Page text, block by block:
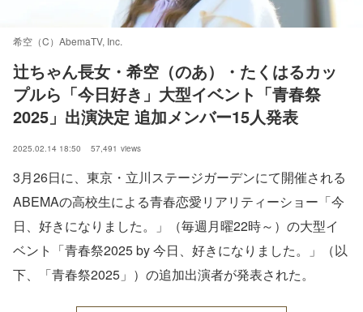
希空（C）AbemaTV, Inc.
辻ちゃん長女・希空（のあ）・たくはるカッ
プルら「今日好き」大型イベント「青春祭
2025」出演決定 追加メンバー15人発表
2025.02.14 18:50 57,491 views
3月26日に、東京・立川ステージガーデンにて開催される
ABEMAの高校生による青春恋愛リアリティーショー「今
日、好きになりました。」（毎週月曜22時～）の大型イ
ベント「青春祭2025 by 今日、好きになりました。」（以
下、「青春祭2025」）の追加出演者が発表された。